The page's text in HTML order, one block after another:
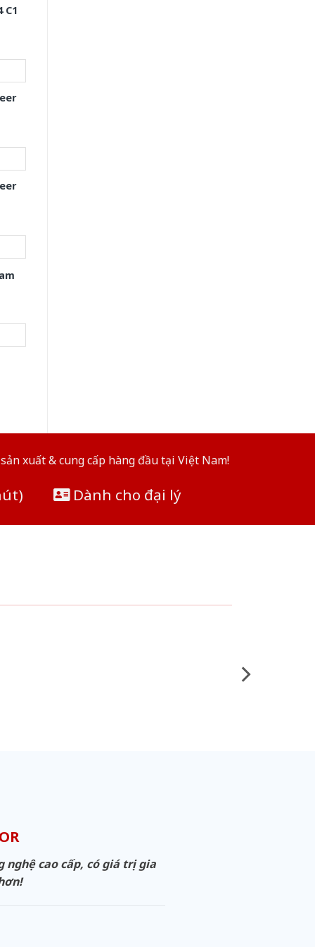
C1
xuất & cung cấp hàng đầu tại Việt Nam!
Dành cho đại lý
nghệ cao cấp, có giá trị gia